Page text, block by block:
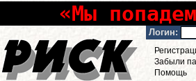
«Мы
Логин:
Забыли
Помощь